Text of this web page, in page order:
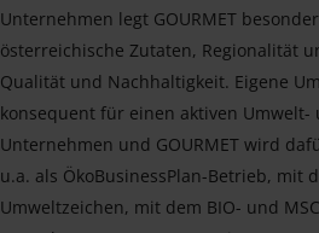
Unternehmen legt GOURMET
österreichische Zutaten, Regionalität
Qualität und Nachhaltigkeit. Eigene
konsequent für einen aktiven Umwelt-
Unternehmen und GOURMET wird
u.a. als ÖkoBusinessPlan-Betrieb, mit
Umweltzeichen, mit dem BIO- und